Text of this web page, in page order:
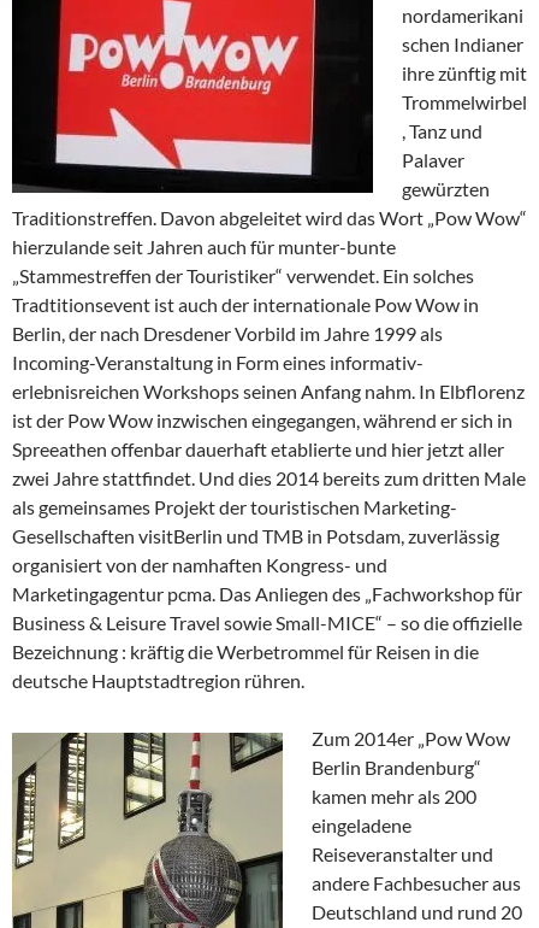
nordamerikani
schen Indianer
ihre zünftig mit
Trommelwirbel
, Tanz und
Palaver
gewürzten
Traditionstreffen. Davon abgeleitet wird das Wort „Pow Wow“
hierzulande seit Jahren auch für munter-bunte
„Stammestreffen der Touristiker“ verwendet. Ein solches
Tradtitionsevent ist auch der internationale Pow Wow in
Berlin, der nach Dresdener Vorbild im Jahre 1999 als
Incoming-Veranstaltung in Form eines informativ-
erlebnisreichen Workshops seinen Anfang nahm. In Elbflorenz
ist der Pow Wow inzwischen eingegangen, während er sich in
Spreeathen offenbar dauerhaft etablierte und hier jetzt aller
zwei Jahre stattfindet. Und dies 2014 bereits zum dritten Male
als gemeinsames Projekt der touristischen Marketing-
Gesellschaften visitBerlin und TMB in Potsdam, zuverlässig
organisiert von der namhaften Kongress- und
Marketingagentur pcma. Das Anliegen des „Fachworkshop für
Business & Leisure Travel sowie Small-MICE“ – so die offizielle
Bezeichnung : kräftig die Werbetrommel für Reisen in die
deutsche Hauptstadtregion rühren.
Zum 2014er „Pow Wow
Berlin Brandenburg“
kamen mehr als 200
eingeladene
Reiseveranstalter und
andere Fachbesucher aus
Deutschland und rund 20